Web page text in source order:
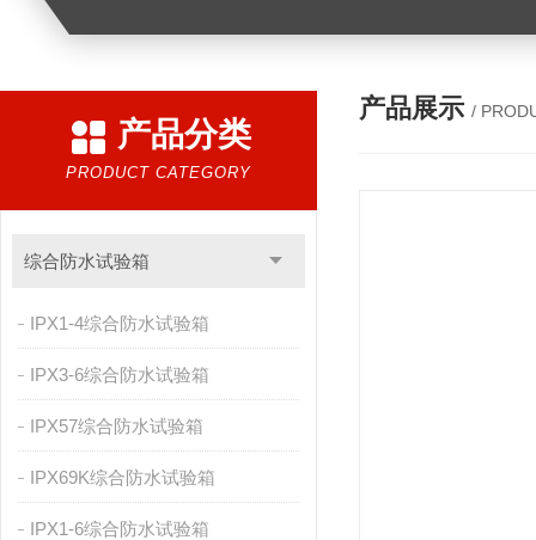
产品分类
PRODUCT CATEGORY
综合防水试验箱
IPX1-4综合防水试验箱
IPX3-6综合防水试验箱
IPX57综合防水试验箱
IPX69K综合防水试验箱
IPX1-6综合防水试验箱
产品展示 /